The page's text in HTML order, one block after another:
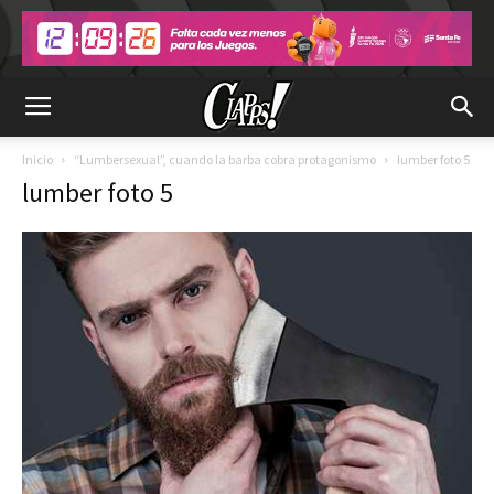
Inicio “Lumbersexual”, cuando la barba cobra protagonismo lumber foto 5
lumber foto 5